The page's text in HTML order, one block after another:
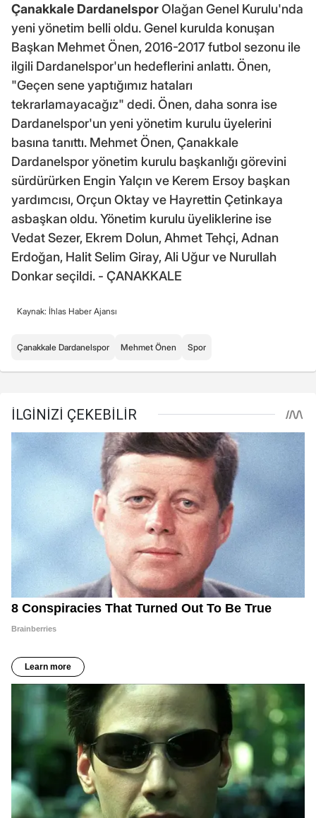
Çanakkale DardanelsporOlağan Genel Kurulu'nda
yeni yönetim belli oldu. Genel kurulda konuşan
Başkan Mehmet Önen, 2016-2017 futbol sezonu ile
ilgili Dardanelspor'un hedeflerini anlattı. Önen,
"Geçen sene yaptığımız hataları
tekrarlamayacağız" dedi. Önen, daha sonra ise
Dardanelspor'un yeni yönetim kurulu üyelerini
basına tanıttı. Mehmet Önen, Çanakkale
Dardanelspor yönetim kurulu başkanlığı görevini
sürdürürken Engin Yalçın ve Kerem Ersoy başkan
yardımcısı, Orçun Oktay ve Hayrettin Çetinkaya
asbaşkan oldu. Yönetim kurulu üyeliklerine ise
Vedat Sezer, Ekrem Dolun, Ahmet Tehçi, Adnan
Erdoğan, Halit Selim Giray, Ali Uğur ve Nurullah
Donkar seçildi. - ÇANAKKALE
Kaynak: İhlas Haber Ajansı
Çanakkale Dardanelspor Mehmet Önen Spor